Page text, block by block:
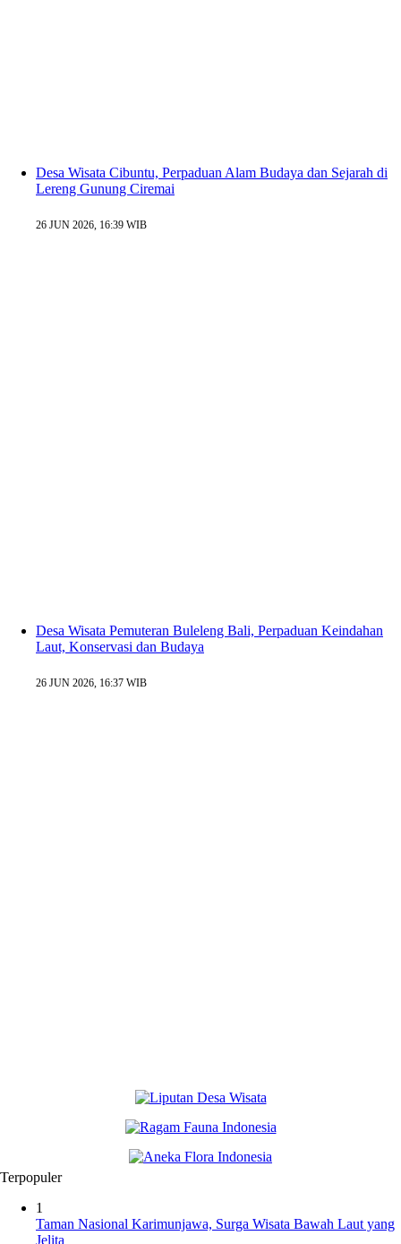
Desa Wisata Cibuntu, Perpaduan Alam Budaya dan Sejarah di
Lereng Gunung Ciremai
26 JUN 2026, 16:39 WIB
Desa Wisata Pemuteran Buleleng Bali, Perpaduan Keindahan
Laut, Konservasi dan Budaya
26 JUN 2026, 16:37 WIB
Terpopuler
1
Taman Nasional Karimunjawa, Surga Wisata Bawah Laut yang
Jelita